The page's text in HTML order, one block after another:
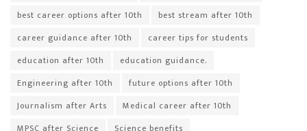
best career options after 10th
best stream after 10th
career guidance after 10th
career tips for students
education after 10th
education guidance.
Engineering after 10th
future options after 10th
Journalism after Arts
Medical career after 10th
MPSC after Science
Science benefits